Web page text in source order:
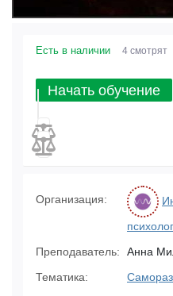
Есть в наличии 4 смотрят
Начать обучение
Организация:
Преподаватель:
Анна
Тематика: